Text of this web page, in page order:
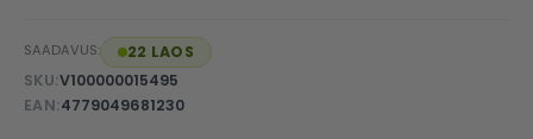
SAADAVUS:
22 LAOS
SKU V100000015495
EAN 4779049681230